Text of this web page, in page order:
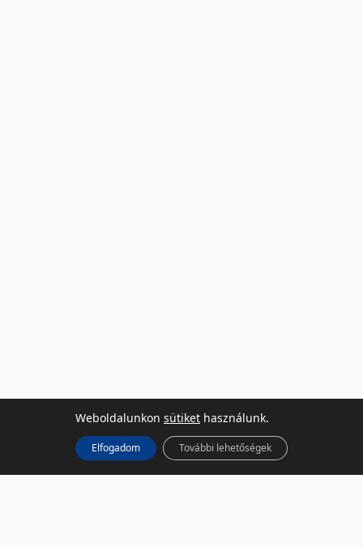
Weboldalunkon sütiket használunk.
Elfogadom További lehetőségek